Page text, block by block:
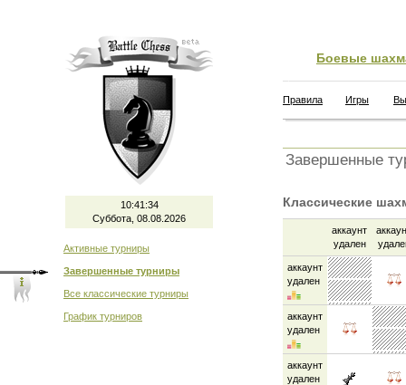
10:41:35
Суббота, 08.08.2026
Активные турниры
Завершенные турниры
Все классические турниры
График турниров
Боевые
Правила Игры
Завершенные
Классические
аккаунт
удален
аккаунт
удален
аккаунт
удален
аккаунт
удален